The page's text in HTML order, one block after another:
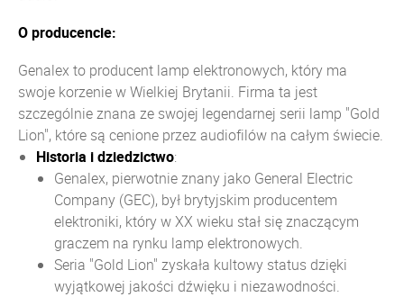
O producencie:
Genalex to producent lamp elektronowych, który ma
swoje korzenie w Wielkiej Brytanii. Firma ta jest
szczególnie znana ze swojej legendarnej serii lamp "Gold
Lion", które są cenione przez audiofilów na całym świecie.
Historia i dziedzictwo:
Genalex, pierwotnie znany jako General Electric
Company (GEC), był brytyjskim producentem
elektroniki, który w XX wieku stał się znaczącym
graczem na rynku lamp elektronowych.
Seria "Gold Lion" zyskała kultowy status dzięki
wyjątkowej jakości dźwięku i niezawodności.